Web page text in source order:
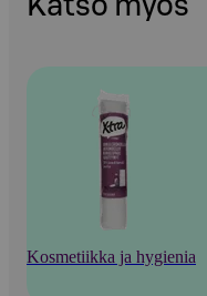
Kosmetiikka ja hygienia